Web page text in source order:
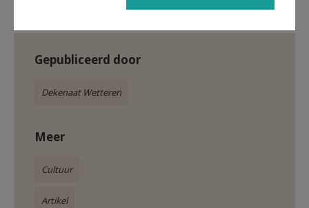
Gepubliceerd door
Dekenaat Wetteren
Meer
Cultuur
Artikel